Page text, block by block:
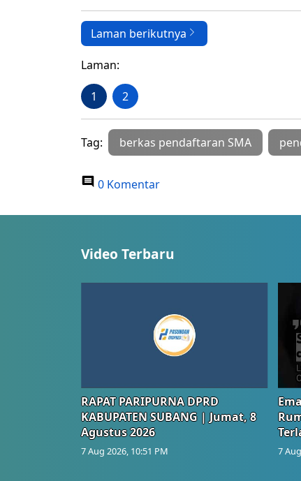
Laman berikutnya
Laman:
1 2
Tag: berkas pendaftaran SMA
0 Komentar
Video Terbaru
RAPAT PARIPURNA DPRD
KABUPATEN SUBANG | Jumat, 8
Agustus 2026
7 Aug 2026, 10:51 PM 7